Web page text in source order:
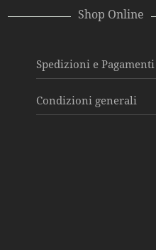
Shop Online
Spedizioni e Pagamenti
Condizioni generali